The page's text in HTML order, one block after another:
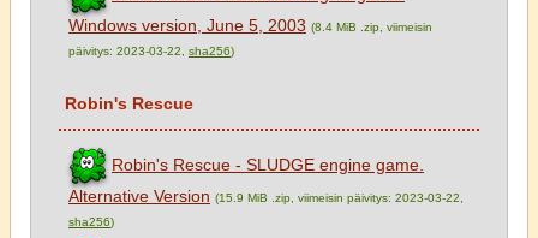
Windows version, June 5, 2003 (8.4 MiB .zip, viimeisin
päivitys: 2023-03-22, sha256)
Robin's Rescue
Robin's Rescue - SLUDGE engine game.
Alternative Version (15.9 MiB .zip, viimeisin päivitys: 2023-03-22,
sha256)